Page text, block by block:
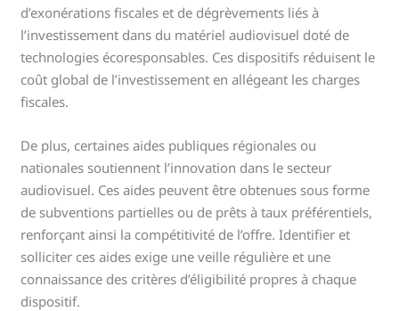
d’exonérations fiscales et de dégrèvements liés à
l’investissement dans du matériel audiovisuel doté de
technologies écoresponsables. Ces dispositifs réduisent le
coût global de l’investissement en allégeant les charges
fiscales.
De plus, certaines aides publiques régionales ou
nationales soutiennent l’innovation dans le secteur
audiovisuel. Ces aides peuvent être obtenues sous forme
de subventions partielles ou de prêts à taux préférentiels,
renforçant ainsi la compétitivité de l’offre. Identifier et
solliciter ces aides exige une veille régulière et une
connaissance des critères d’éligibilité propres à chaque
dispositif.